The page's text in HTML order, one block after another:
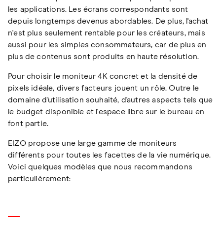
les applications. Les écrans correspondants sont
depuis longtemps devenus abordables. De plus, l'achat
n'est plus seulement rentable pour les créateurs, mais
aussi pour les simples consommateurs, car de plus en
plus de contenus sont produits en haute résolution.
Pour choisir le moniteur 4K concret et la densité de
pixels idéale, divers facteurs jouent un rôle. Outre le
domaine d'utilisation souhaité, d'autres aspects tels que
le budget disponible et l'espace libre sur le bureau en
font partie.
EIZO propose une large gamme de moniteurs
différents pour toutes les facettes de la vie numérique.
Voici quelques modèles que nous recommandons
particulièrement: